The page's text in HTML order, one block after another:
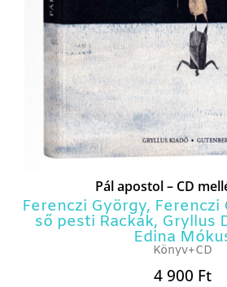
Pál apostol – CD
Ferenczi György, Ferenczi
ső pesti Rackák, Gryllus
Edina
Könyv+CD
4 900 Ft